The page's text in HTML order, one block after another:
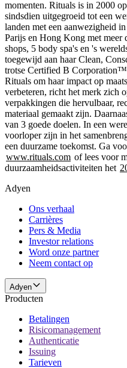
momenten. Rituals is in 2000
sindsdien uitgegroeid tot een
landen met een aanwezigheid
Parijs en Hong Kong met
shops, 5 body spa's en 's
toegewijd aan haar Clean,
trotse Certified B
Rituals om haar impact op
verbeteren, richt het merk zich
verpakkingen die hervulbaar,
materiaal gemaakt zijn.
van 3 goede doelen. In een
voorloper zijn in het
een duurzame toekomst. Ga
www.rituals.com of lees voor
duurzaamheidsactiviteiten het
Adyen
Ons verhaal
Carrières
Pers & Media
Investor relations
Word onze partner
Neem contact op
Adyen
Producten
Betalingen
Risicomanagement
Authenticatie
Issuing
Tarieven